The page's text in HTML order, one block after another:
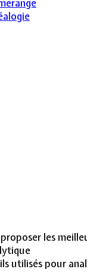
les
utilisés pour